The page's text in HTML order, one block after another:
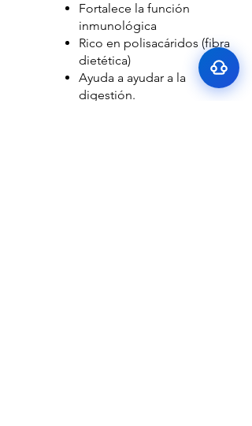
Supports beneficial bacteria in the
mouth
Addresses internal balance linked to
bad breath
Fortalece la función
inmunológica
Rico en polisacáridos (fibra
dietética)
Ayuda a ayudar a la
digestión.